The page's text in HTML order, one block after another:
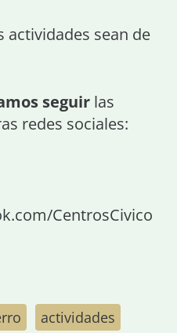
actividades sean de
seguir las
redes sociales:
CentrosCivico
actividades